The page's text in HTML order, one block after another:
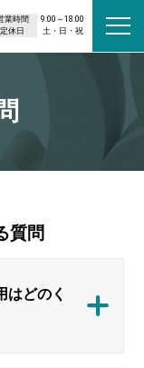
業時間
9:00～18:00
定休日
土・日・祝
質問
はどのく